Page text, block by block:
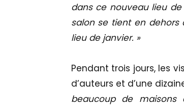
dans ce nouveau lieu
salon se tient en dehors
lieu de janvier. »
Pendant trois jours, les
d’auteurs et d’une
beaucoup de